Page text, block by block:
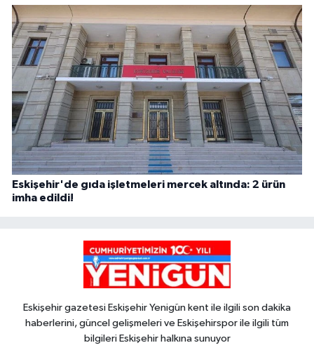
Eskişehir'de gıda işletmeleri mercek altında: 2 ürün
imha edildi!
Eskişehir gazetesi Eskişehir Yenigün kent ile ilgili son dakika
haberlerini, güncel gelişmeleri ve Eskişehirspor ile ilgili tüm
bilgileri Eskişehir halkına sunuyor